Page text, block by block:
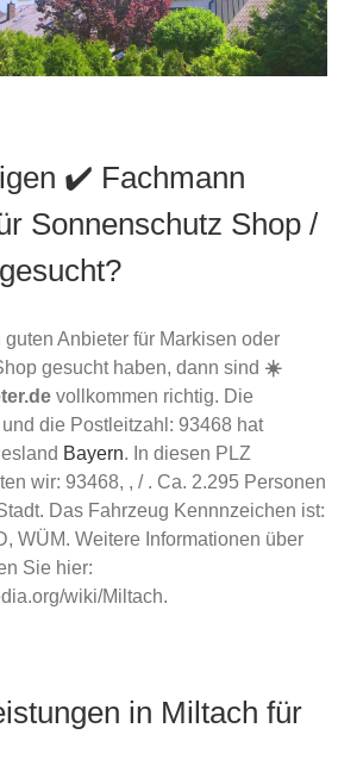
✔️ Fachmann
Sonnenschutz Shop /
Anbieter für Markisen oder
gesucht haben, dann sind ☀️
vollkommen richtig. Die
die Postleitzahl: 93468 hat
Bayern. In diesen PLZ
wir: 93468, , / . Ca. 2.295 Personen
Das Fahrzeug Kennnzeichen ist:
WÜM. Weitere Informationen über
Sie hier:
wiki/Miltach.
in Miltach für